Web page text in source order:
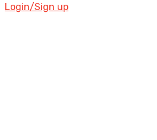
Login/Sign up